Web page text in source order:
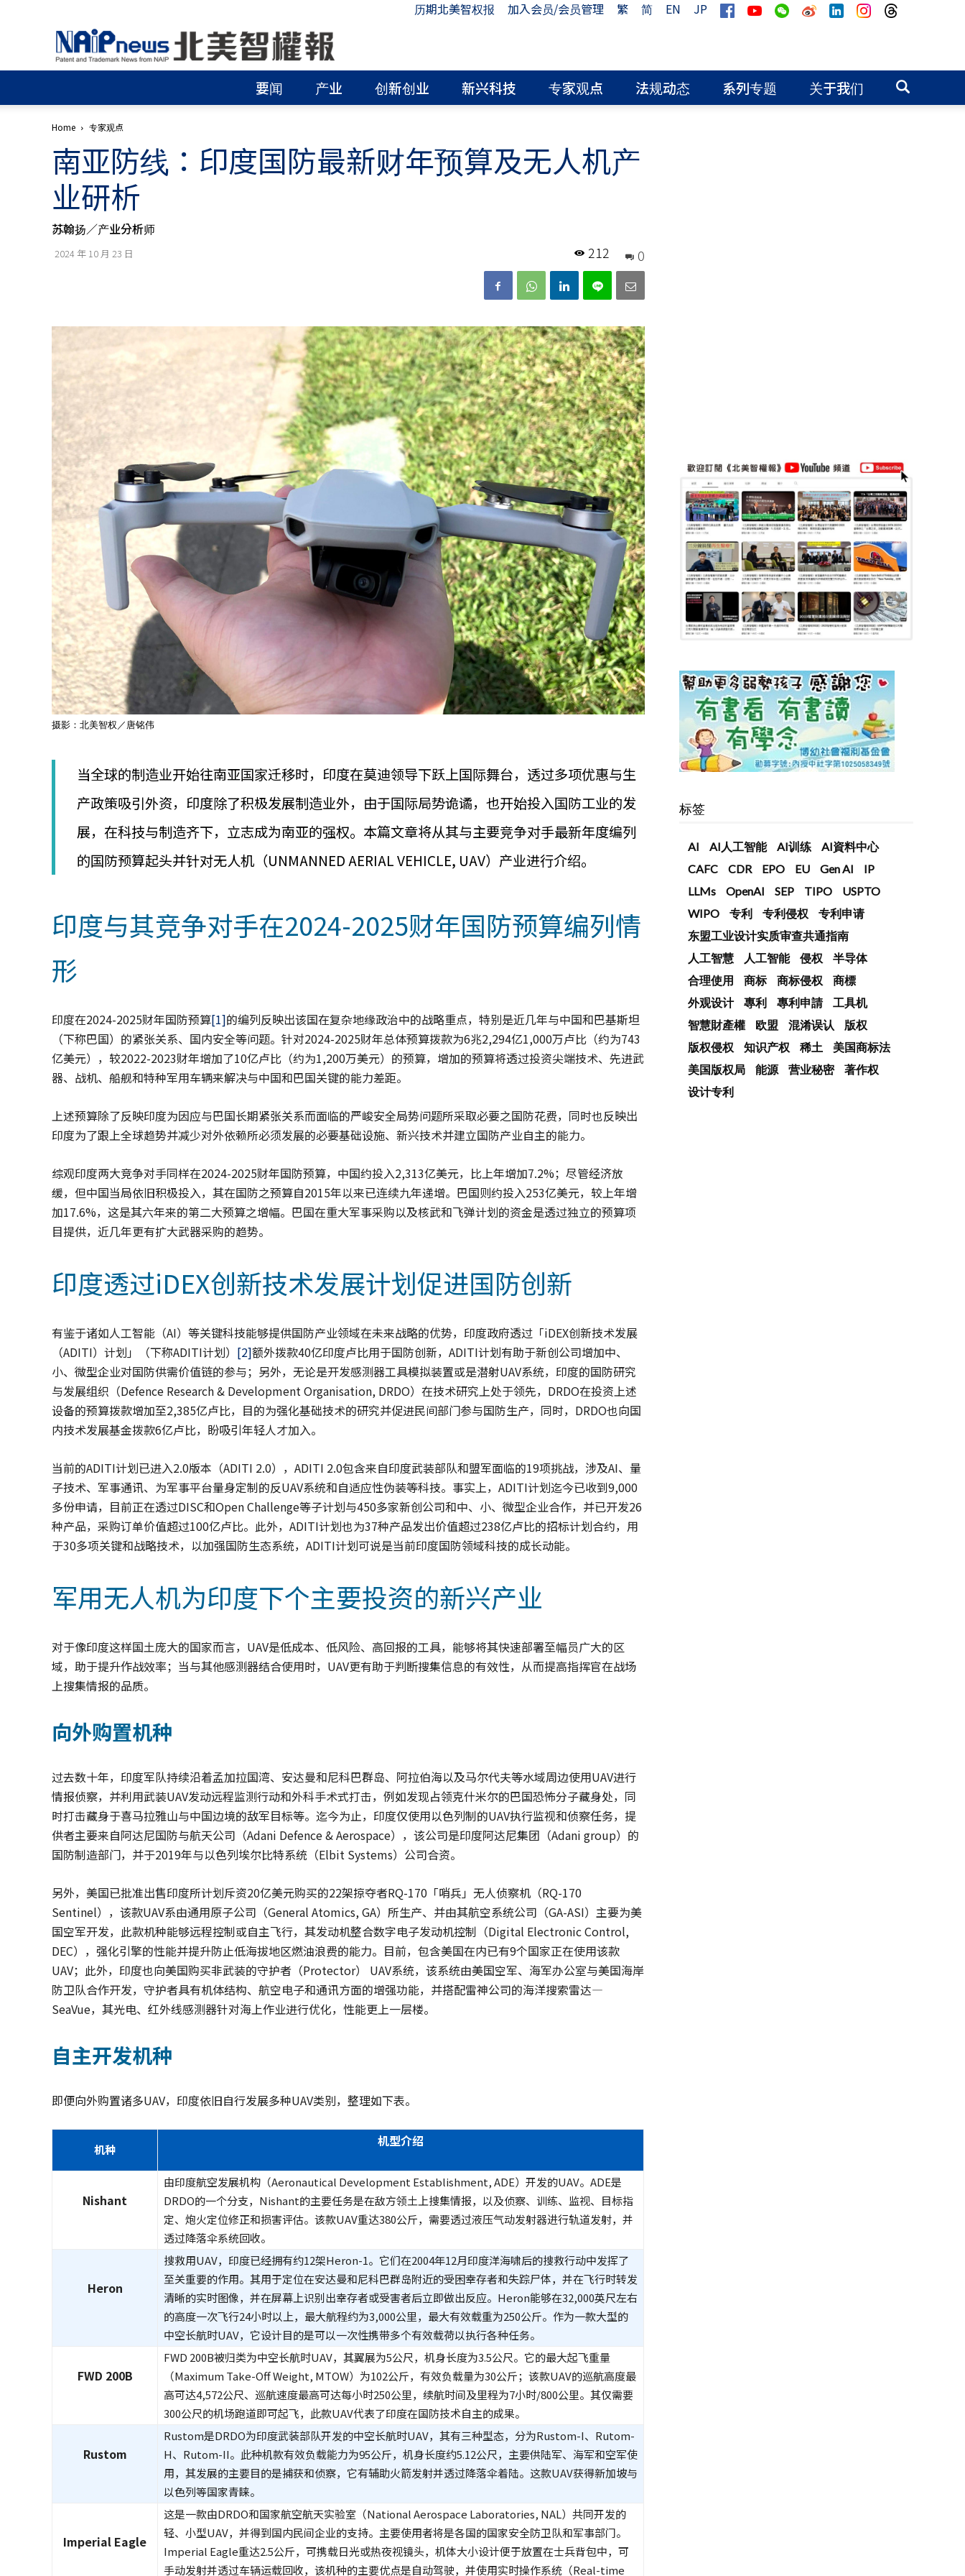
历期北美智权报 加入会员/会员管理 繁 简 EN
JP
北
美
智
權
│
申
請
│
│
財
佈
局
│
國
要闻 产业 创新创业 新兴科技 专家观点 法规动态 系列专题 关于我们
Home 专家观点
南亚防线：印度国防最新财年预算及无人机产
业研析
苏翰扬／产业分析师
2024 年 10 月 23 日 0
212
摄影：北美智权／唐铭伟
当全球的制造业开始往南亚国家迁移时，印度在莫迪领导下跃上国际舞台，透过多项优惠与生
产政策吸引外资，印度除了积极发展制造业外，由于国际局势诡谲，也开始投入国防工业的发
展，在科技与制造齐下，立志成为南亚的强权。本篇文章将从其与主要竞争对手最新年度编列
的国防预算起头并针对无人机（UNMANNED AERIAL VEHICLE, UAV）产业进行介绍。
印度与其竞争对手在2024-2025财年国防预算编列情
形
印度在2024-2025财年国防预算[1]的编列反映出该国在复杂地缘政治中的战略重点，特别是近几年与中国和巴基斯坦
（下称巴国）的紧张关系、国内安全等问题。针对2024-2025财年总体预算拨款为6兆2,294亿1,000万卢比（约为743
亿美元），较2022-2023财年增加了10亿卢比（约为1,200万美元）的预算，增加的预算将透过投资尖端技术、先进武
器、战机、船舰和特种军用车辆来解决与中国和巴国关键的能力差距。
上述预算除了反映印度为因应与巴国长期紧张关系而面临的严峻安全局势问题所采取必要之国防花费，同时也反映出
印度为了跟上全球趋势并减少对外依赖所必须发展的必要基础设施、新兴技术并建立国防产业自主的能力。
综观印度两大竞争对手同样在2024-2025财年国防预算，中国约投入2,313亿美元，比上年增加7.2%；尽管经济放
缓，但中国当局依旧积极投入，其在国防之预算自2015年以来已连续九年递增。巴国则约投入253亿美元，较上年增
加17.6%，这是其六年来的第二大预算之增幅。巴国在重大军事采购以及核武和飞弹计划的资金是透过独立的预算项
目提供，近几年更有扩大武器采购的趋势。
印度透过iDEX创新技术发展计划促进国防创新
有鉴于诸如人工智能（AI）等关键科技能够提供国防产业领域在未来战略的优势，印度政府透过「iDEX创新技术发展
（ADITI）计划」（下称ADITI计划） [2]额外拨款40亿印度卢比用于国防创新，ADITI计划有助于新创公司增加中、
小、微型企业对国防供需价值链的参与；另外，无论是开发感测器工具模拟装置或是潜射UAV系统，印度的国防研究
与发展组织（Defence Research & Development Organisation, DRDO）在技术研究上处于领先，DRDO在投资上述
设备的预算拨款增加至2,385亿卢比，目的为强化基础技术的研究并促进民间部门参与国防生产，同时，DRDO也向国
内技术发展基金拨款6亿卢比，盼吸引年轻人才加入。
当前的ADITI计划已进入2.0版本（ADITI 2.0），ADITI 2.0包含来自印度武装部队和盟军面临的19项挑战，涉及AI、量
子技术、军事通讯、为军事平台量身定制的反UAV系统和自适应性伪装等科技。事实上，ADITI计划迄今已收到9,000
多份申请，目前正在透过DISC和Open Challenge等子计划与450多家新创公司和中、小、微型企业合作，并已开发26
种产品，采购订单价值超过100亿卢比。此外，ADITI计划也为37种产品发出价值超过238亿卢比的招标计划合约，用
于30多项关键和战略技术，以加强国防生态系统，ADITI计划可说是当前印度国防领域科技的成长动能。
军用无人机为印度下个主要投资的新兴产业
对于像印度这样国土庞大的国家而言，UAV是低成本、低风险、高回报的工具，能够将其快速部署至幅员广大的区
域，助于提升作战效率；当与其他感测器结合使用时，UAV更有助于判断搜集信息的有效性，从而提高指挥官在战场
上搜集情报的品质。
向外购置机种
过去数十年，印度军队持续沿着孟加拉国湾、安达曼和尼科巴群岛、阿拉伯海以及马尔代夫等水域周边使用UAV进行
情报侦察，并利用武装UAV发动远程监测行动和外科手术式打击，例如发现占领克什米尔的巴国恐怖分子藏身处，同
时打击藏身于喜马拉雅山与中国边境的敌军目标等。迄今为止，印度仅使用以色列制的UAV执行监视和侦察任务，提
供者主要来自阿达尼国防与航天公司（Adani Defence & Aerospace），该公司是印度阿达尼集团（Adani group）的
国防制造部门，并于2019年与以色列埃尔比特系统（Elbit Systems）公司合资。
另外，美国已批准出售印度所计划斥资20亿美元购买的22架掠夺者RQ-170「哨兵」无人侦察机（RQ-170
Sentinel），该款UAV系由通用原子公司（General Atomics, GA）所生产、并由其航空系统公司（GA-ASI）主要为美
国空军开发，此款机种能够远程控制或自主飞行，其发动机整合数字电子发动机控制（Digital Electronic Control,
DEC），强化引擎的性能并提升防止低海拔地区燃油浪费的能力。目前，包含美国在内已有9个国家正在使用该款
UAV；此外，印度也向美国购买非武装的守护者（Protector） UAV系统，该系统由美国空军、海军办公室与美国海岸
防卫队合作开发，守护者具有机体结构、航空电子和通讯方面的增强功能，并搭配雷神公司的海洋搜索雷达—
SeaVue，其光电、红外线感测器针对海上作业进行优化，性能更上一层楼。
自主开发机种
即便向外购置诸多UAV，印度依旧自行发展多种UAV类别，整理如下表。
机种
机型介绍
Nishant
由印度航空发展机构（Aeronautical Development Establishment, ADE）开发的UAV。ADE是
DRDO的一个分支，Nishant的主要任务是在敌方领土上搜集情报，以及侦察、训练、监视、目标指
定、炮火定位修正和损害评估。该款UAV重达380公斤，需要透过液压气动发射器进行轨道发射，并
透过降落伞系统回收。
Heron
搜救用UAV，印度已经拥有约12架Heron-1。它们在2004年12月印度洋海啸后的搜救行动中发挥了
至关重要的作用。其用于定位在安达曼和尼科巴群岛附近的受困幸存者和失踪尸体，并在飞行时转发
清晰的实时图像，并在屏幕上识别出幸存者或受害者后立即做出反应。Heron能够在32,000英尺左右
的高度一次飞行24小时以上，最大航程约为3,000公里，最大有效载重为250公斤。作为一款大型的
中空长航时UAV，它设计目的是可以一次性携带多个有效载荷以执行各种任务。
FWD 200B
FWD 200B被归类为中空长航时UAV，其翼展为5公尺，机身长度为3.5公尺。它的最大起飞重量
（Maximum Take-Off Weight, MTOW）为102公斤，有效负载量为30公斤；该款UAV的巡航高度最
高可达4,572公尺、巡航速度最高可达每小时250公里，续航时间及里程为7小时/800公里。其仅需要
300公尺的机场跑道即可起飞，此款UAV代表了印度在国防技术自主的成果。
Rustom
Rustom是DRDO为印度武装部队开发的中空长航时UAV，其有三种型态，分为Rustom-I、Rutom-
H、Rutom-II。此种机款有效负载能力为95公斤，机身长度约5.12公尺，主要供陆军、海军和空军使
用，其发展的主要目的是捕获和侦察，它有辅助火箭发射并透过降落伞着陆。这款UAV获得新加坡与
以色列等国家青睐。
Imperial Eagle
这是一款由DRDO和国家航空航天实验室（National Aerospace Laboratories, NAL）共同开发的
轻、小型UAV，并得到国内民间企业的支持。主要使用者将是各国的国家安全防卫队和军事部门。
Imperial Eagle重达2.5公斤，可携载日光或热夜视镜头，机体大小设计便于放置在士兵背包中，可
手动发射并透过车辆运载回收，该机种的主要优点是自动驾驶，并使用实时操作系统（Real-time
标签
AI AI人工智能 AI训练
AI資料中心
CAFC
CDR EPO EU Gen AI
IP
LLMs
OpenAI SEP TIPO
USPTO
WIPO
专利 专利侵权
专利申请
东盟工业设计实质审查共通指南
人工智慧
人工智能 侵权
半导体
合理使用
商标 商标侵权
商標
外观设计
專利 專利申請
工具机
智慧財產權
欧盟 混淆误认
版权
版权侵权
知识产权 稀土
美国商标法
美国版权局
能源 营业秘密
著作权
设计专利